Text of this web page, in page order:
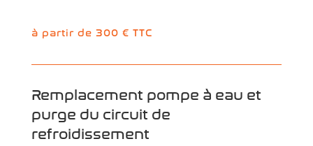
à partir de 300 € TTC
Remplacement pompe à eau et
purge du circuit de
refroidissement